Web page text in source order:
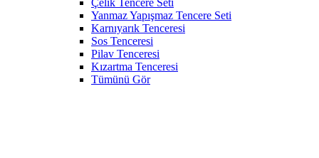
Çelik Tencere Seti
Yanmaz Yapışmaz Tencere Seti
Karnıyarık Tenceresi
Sos Tenceresi
Pilav Tenceresi
Kızartma Tenceresi
Tümünü Gör